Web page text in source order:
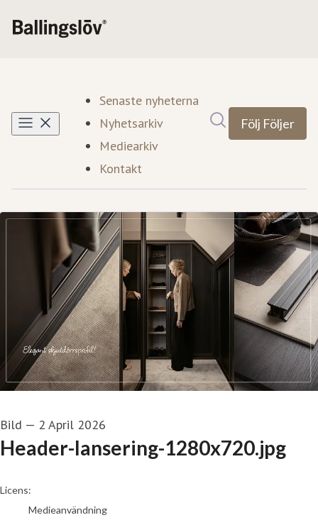
Senaste nyheterna
Nyhetsarkiv
Mediearkiv
Kontakt
Följ Följer
Bild — 2 April 2026
Header-lansering-1280x720.jpg
go to media item
Licens:
Medieanvändning